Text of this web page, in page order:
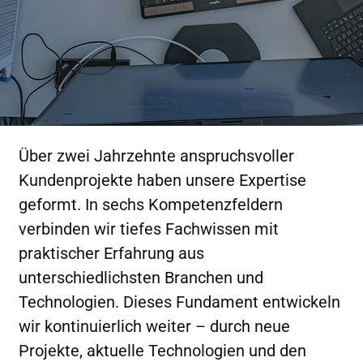
Über zwei Jahrzehnte anspruchsvoller
Kundenprojekte haben unsere Expertise
geformt. In sechs Kompetenzfeldern
verbinden wir tiefes Fachwissen mit
praktischer Erfahrung aus
unterschiedlichsten Branchen und
Technologien. Dieses Fundament entwickeln
wir kontinuierlich weiter – durch neue
Projekte, aktuelle Technologien und den